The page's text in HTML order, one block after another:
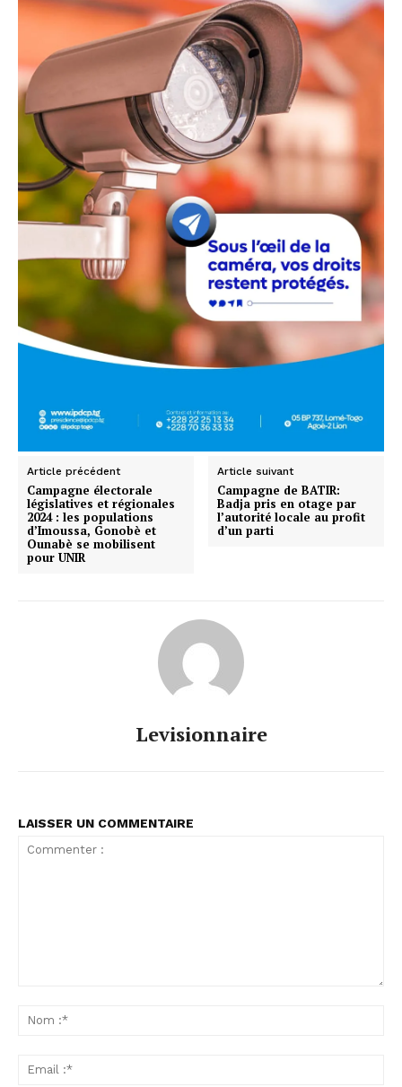
Article précédent
Campagne électorale
législatives et régionales
2024 : les populations
d’Imoussa, Gonobè et
Ounabè se mobilisent
pour UNIR
Article suivant
Campagne de BATIR:
Badja pris en otage par
l’autorité locale au profit
d’un parti
Levisionnaire
LAISSER UN COMMENTAIRE